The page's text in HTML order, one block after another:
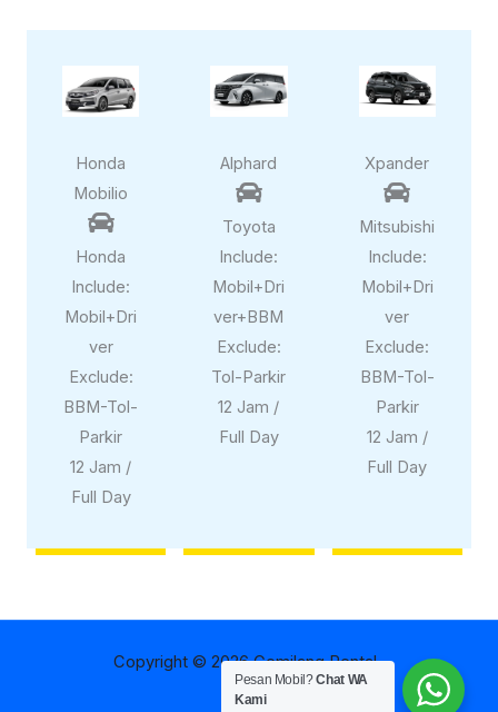
Honda
Mobilio

Honda
Include:
Mobil+Dri
ver
Exclude:
BBM-Tol-
Parkir
12 Jam /
Full Day
Alphard

Toyota
Include:
Mobil+Dri
ver+BBM
Exclude:
Tol-Parkir
12 Jam /
Full Day
Xpander

Mitsubishi
Include:
Mobil+Dri
ver
Exclude:
BBM-Tol-
Parkir
12 Jam /
Full Day
Copyright © 2026 Gemilang Rental
Pesan Mobil?Chat WA
Kami